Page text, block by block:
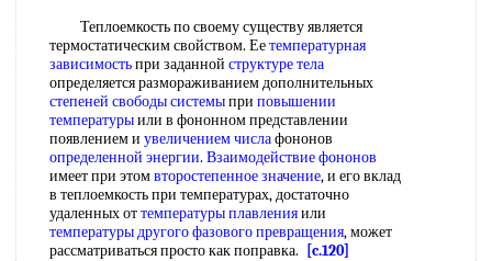
Теплоемкость по своему существу является
термостатическим свойством. Еетемпературная
зависимостьпри заданной структуре тела
определяется размораживанием дополнительных
степеней свободы системыпри повышении
температурыили в фононном представлении
появлением и увеличением числафононов
определенной энергии. Взаимодействие фононов
имеет при этомвторостепенное значение, и его вклад
в теплоемкость при температурах, достаточно
удаленных оттемпературы плавленияили
температуры другогофазового превращения, может
рассматриваться просто как поправка.
[c.120]